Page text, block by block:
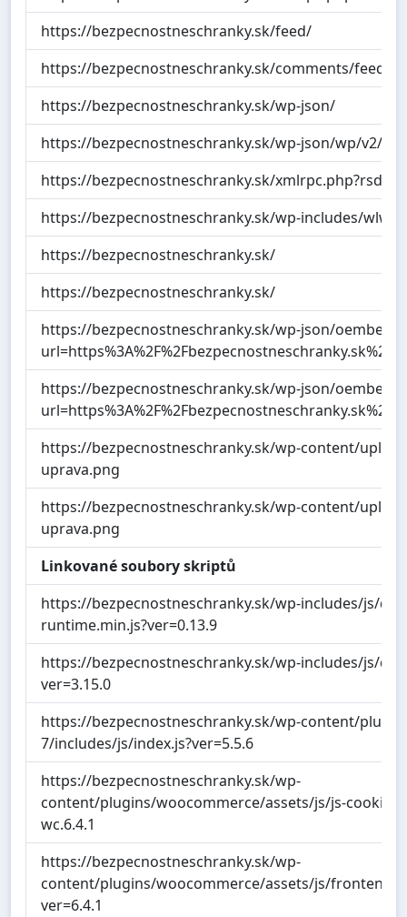
https://bezpecnostneschranky.sk/feed/
https://bezpecnostneschranky.sk/comments/feed/
https://bezpecnostneschranky.sk/wp-json/
https://bezpecnostneschranky.sk/wp-json/wp/v2/
https://bezpecnostneschranky.sk/xmlrpc.php?rsd
https://bezpecnostneschranky.sk/wp-includes/
https://bezpecnostneschranky.sk/
https://bezpecnostneschranky.sk/
https://bezpecnostneschranky.sk/wp-json/oembed/
url=https%3A%2F%2Fbezpecnostneschranky.sk%2F
https://bezpecnostneschranky.sk/wp-json/oembed/
https://bezpecnostneschranky.sk/wp-content/
uprava.png
https://bezpecnostneschranky.sk/wp-content/
uprava.png
Linkované soubory skriptů
https://bezpecnostneschranky.sk/wp-includes/js/
runtime.min.js?ver=0.13.9
https://bezpecnostneschranky.sk/wp-includes/js/
ver=3.15.0
https://bezpecnostneschranky.sk/wp-content/
7/includes/js/index.js?ver=5.5.6
https://bezpecnostneschranky.sk/wp-
content/plugins/woocommerce/assets/js/js-cookie/
wc.6.4.1
https://bezpecnostneschranky.sk/wp-
content/plugins/woocommerce/assets/js/frontend/
ver=6.4.1